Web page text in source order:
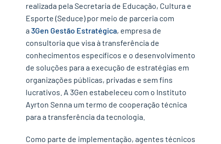
realizada pela Secretaria de Educação, Cultura e
Esporte (Seduce) por meio de parceria com
a 3Gen Gestão Estratégica, empresa de
consultoria que visa à transferência de
conhecimentos específicos e o desenvolvimento
de soluções para a execução de estratégias em
organizações públicas, privadas e sem fins
lucrativos. A 3Gen estabeleceu com o Instituto
Ayrton Senna um termo de cooperação técnica
para a transferência da tecnologia.
Como parte de implementação, agentes técnicos